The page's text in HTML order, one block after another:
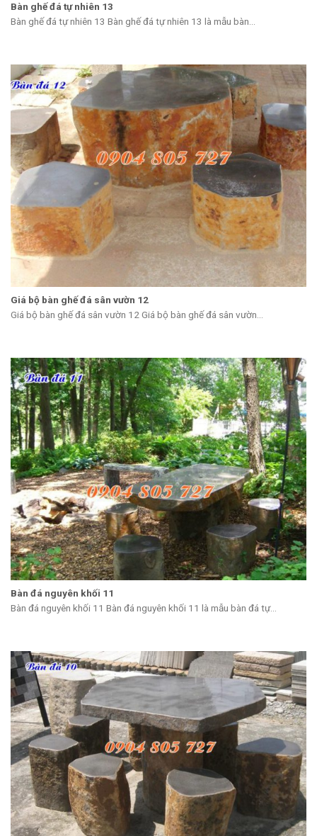
Bàn ghế đá tự nhiên 13
Bàn ghế đá tự nhiên 13 Bàn ghế đá tự nhiên 13 là mẫu bàn...
Giá bộ bàn ghế đá sân vườn 12
Giá bộ bàn ghế đá sân vườn 12 Giá bộ bàn ghế đá sân vườn...
Bàn đá nguyên khối 11
Bàn đá nguyên khối 11 Bàn đá nguyên khối 11 là mẫu bàn đá tự...